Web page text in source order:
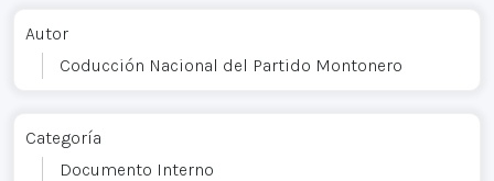
Autor
Coducción Nacional del Partido Montonero
Categoría
Documento Interno